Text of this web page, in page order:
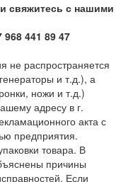
свяжитесь с нашими
441 89 47
не распространяется
и т.д.), а
ножи и т.д.)
адресу в г.
акта с
предприятия.
товара. В
причины
Если